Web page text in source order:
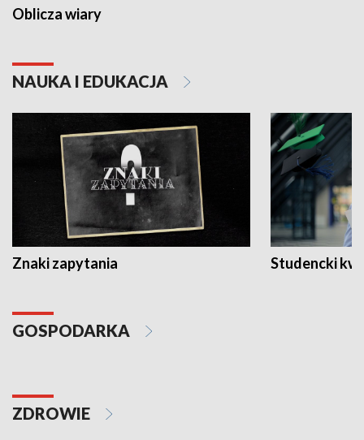
Oblicza wiary
NAUKA I EDUKACJA
Znaki zapytania Studencki
GOSPODARKA
ZDROWIE